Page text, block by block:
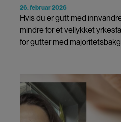
26. februar 2026
Hvis du er gutt med
mindre for et vellykket
for gutter med